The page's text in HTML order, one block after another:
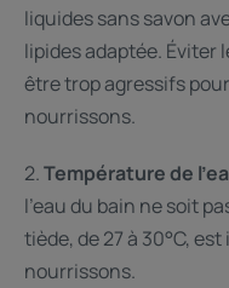
liquides sans savon
lipides adaptée. Éviter
être trop agressifs
nourrissons.
2.Température de
l'eau du bain ne soit
tiède, de 27 à 30°C,
nourrissons.